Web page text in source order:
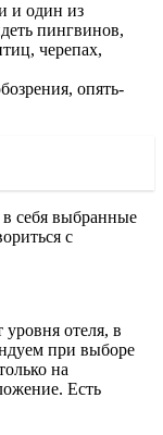
и один из
пингвинов,
черепах,
опять-
себя выбранные
с
отеля, в
при выборе
на
Есть